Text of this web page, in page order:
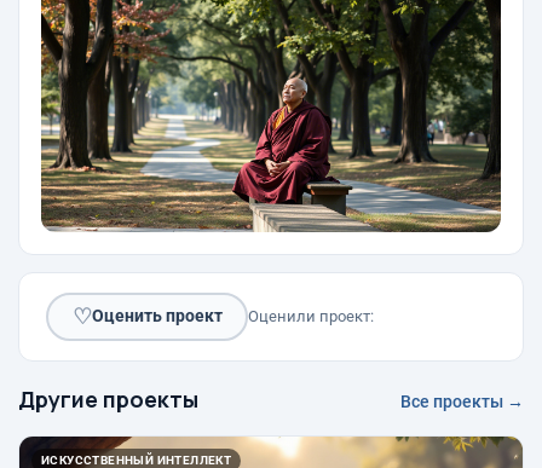
♡Оценить проект Оценили проект:
Другие проекты Все проекты →
ИСКУССТВЕННЫЙ ИНТЕЛЛЕКТ